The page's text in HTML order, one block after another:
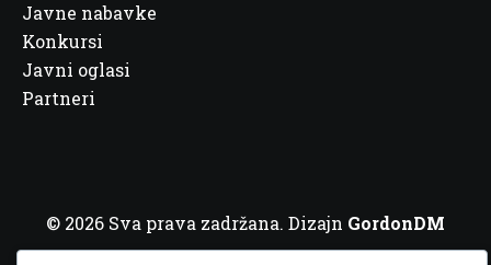
Javne nabavke
Konkursi
Javni oglasi
Partneri
© 2026 Sva prava zadržana. Dizajn GordonDM